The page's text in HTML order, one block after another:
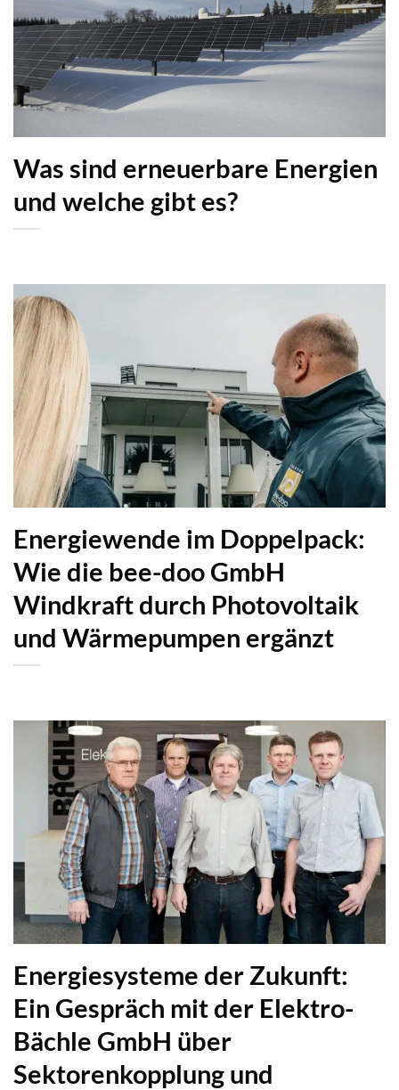
Was sind erneuerbare Energien
und welche gibt es?
Energiewende im Doppelpack:
Wie die bee-doo GmbH
Windkraft durch Photovoltaik
und Wärmepumpen ergänzt
Energiesysteme der Zukunft:
Ein Gespräch mit der Elektro-
Bächle GmbH über
Sektorenkopplung und